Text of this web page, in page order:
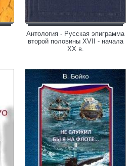
Антология - Русская эпиграмма
второй половины XVII - начала
XX в.